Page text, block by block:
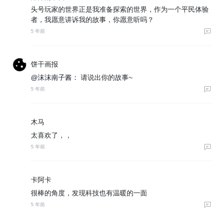
头号玩家的世界正是我准备探索的世界，作为一个平民体验
者，我愿意讲诉我的故事，你愿意听吗？
5 年前
饼干画报
@沫沫南子酱：
请说出你的故事~
5 年前
木马
太喜欢了，，
5 年前
卡阿卡
很棒的角度，发现科技也有温暖的一面
5 年前